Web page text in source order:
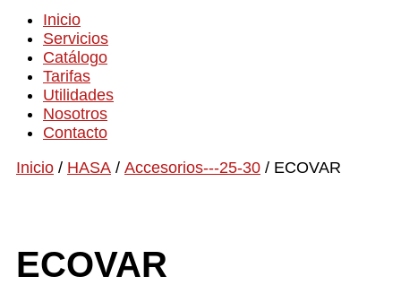
Inicio
Servicios
Catálogo
Tarifas
Utilidades
Nosotros
Contacto
Inicio / HASA / Accesorios---25-30 / ECOVAR
ECOVAR